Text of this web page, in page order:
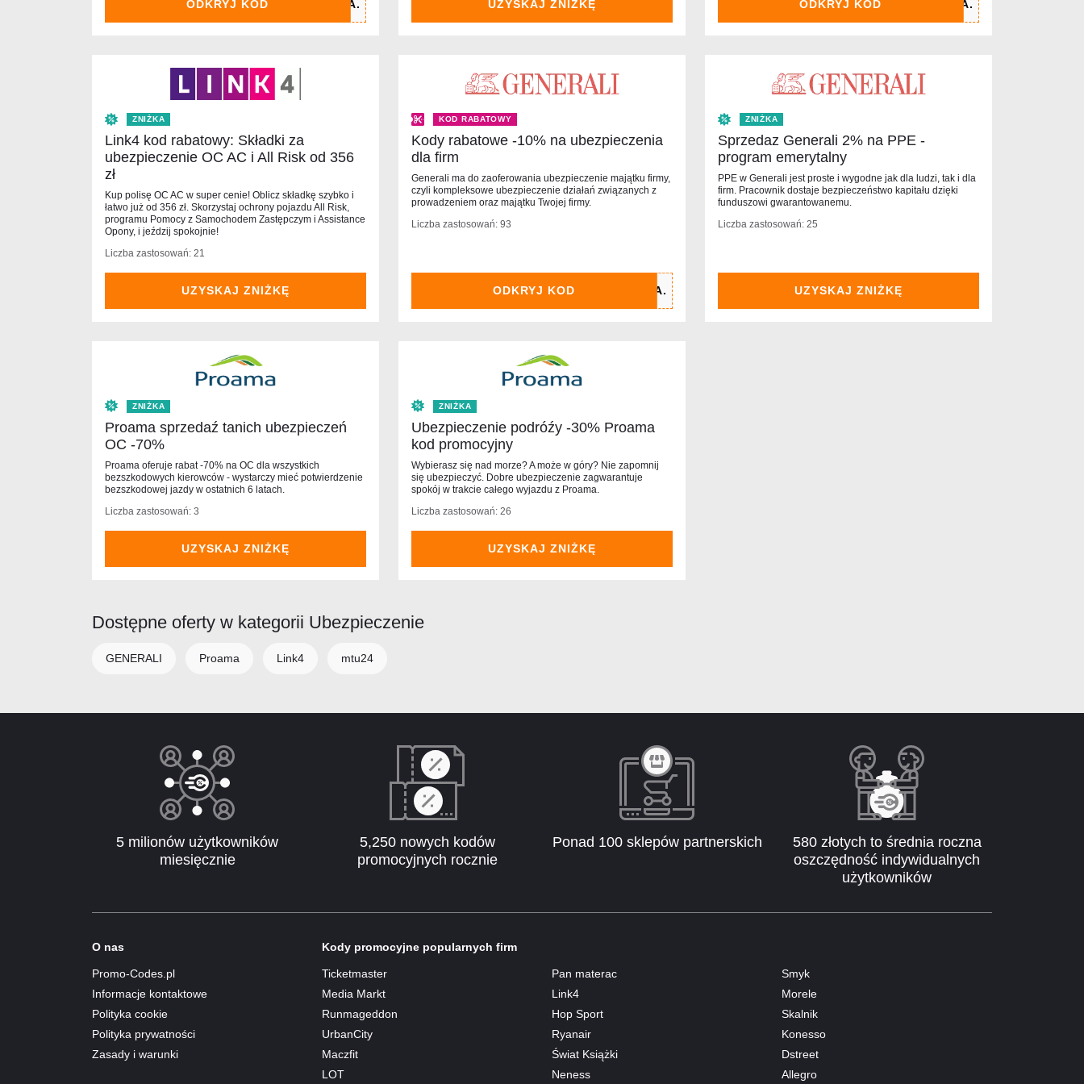
ODKRYJ KOD UZYSKAJ ZNIŻKĘ ODKRYJ KOD
ZNIŻKA
Link4 kod rabatowy: Składki za
ubezpieczenie OC AC i All Risk od 356
zł
Kup polisę OC AC w super cenie! Oblicz składkę szybko i
łatwo już od 356 zł. Skorzystaj ochrony pojazdu All Risk,
programu Pomocy z Samochodem Zastępczym i Assistance
Opony, i jeździj spokojnie!
Liczba zastosowań: 21
UZYSKAJ ZNIŻKĘ
KOD RABATOWY
Kody rabatowe -10% na ubezpieczenia
dla firm
Generali ma do zaoferowania ubezpieczenie majątku firmy,
czyli kompleksowe ubezpieczenie działań związanych z
prowadzeniem oraz majątku Twojej firmy.
Liczba zastosowań: 93
ODKRYJ KOD
ZNIŻKA
Sprzedaz Generali 2% na PPE -
program emerytalny
PPE w Generali jest proste i wygodne jak dla ludzi, tak i dla
firm. Pracownik dostaje bezpieczeństwo kapitału dzięki
funduszowi gwarantowanemu.
Liczba zastosowań: 25
UZYSKAJ ZNIŻKĘ
ZNIŻKA
Proama sprzedaź tanich ubezpieczeń
OC -70%
Proama oferuje rabat -70% na OC dla wszystkich
bezszkodowych kierowców - wystarczy mieć potwierdzenie
bezszkodowej jazdy w ostatnich 6 latach.
Liczba zastosowań: 3
UZYSKAJ ZNIŻKĘ
ZNIŻKA
Ubezpieczenie podróźy -30% Proama
kod promocyjny
Wybierasz się nad morze? A może w góry? Nie zapomnij
się ubezpieczyć. Dobre ubezpieczenie zagwarantuje
spokój w trakcie całego wyjazdu z Proama.
Liczba zastosowań: 26
UZYSKAJ ZNIŻKĘ
Dostępne oferty w kategorii Ubezpieczenie
GENERALI Proama Link4 mtu24
5 milionów użytkowników
miesięcznie
5,250 nowych kodów
promocyjnych rocznie
Ponad 100 sklepów partnerskich
580 złotych to średnia roczna
oszczędność indywidualnych
użytkowników
O nas
Promo-Codes.pl
Informacje kontaktowe
Polityka cookie
Polityka prywatności
Zasady i warunki
Kody promocyjne popularnych firm
Ticketmaster
Media Markt
Runmageddon
UrbanCity
Maczfit
LOT
Pan materac
Link4
Hop Sport
Ryanair
Świat Książki
Neness
Smyk
Morele
Skalnik
Konesso
Dstreet
Allegro